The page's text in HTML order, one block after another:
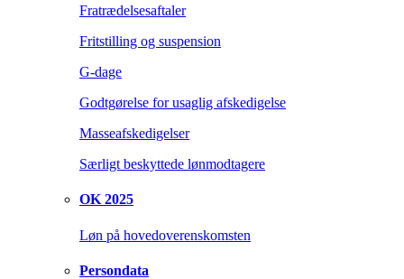
Fratrædelsesaftaler
Fritstilling og suspension
G-dage
Godtgørelse for usaglig afskedigelse
Masseafskedigelser
Særligt beskyttede lønmodtagere
OK 2025
Løn på hovedoverenskomsten
Persondata